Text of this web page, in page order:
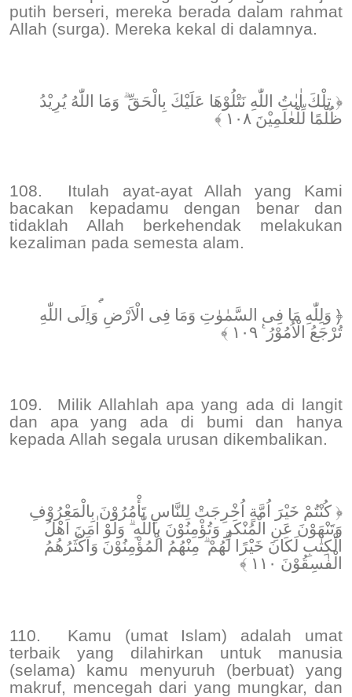
putih berseri, mereka berada dalam rahmat
Allah (surga). Mereka kekal di dalamnya.
﴿ تِلْكَ اٰيٰتُ اللّٰهِ نَتْلُوْهَا عَلَيْكَ بِالْحَقِّ ۗ وَمَا اللّٰهُ يُرِيْدُ
ظُلْمًا لِّلْعٰلَمِيْنَ ١٠٨ ﴾
108.
Itulah ayat-ayat Allah yang Kami
bacakan kepadamu dengan benar dan
tidaklah Allah berkehendak melakukan
kezaliman pada semesta alam.
﴿ وَلِلّٰهِ مَا فِى السَّمٰوٰتِ وَمَا فِى الْاَرْضِ ۗوَاِلَى اللّٰهِ
تُرْجَعُ الْاُمُوْرُ ࣖ ١٠٩ ﴾
109.
Milik Allahlah apa yang ada di langit
dan apa yang ada di bumi dan hanya
kepada Allah segala urusan dikembalikan.
﴿ كُنْتُمْ خَيْرَ اُمَّةٍ اُخْرِجَتْ لِلنَّاسِ تَأْمُرُوْنَ بِالْمَعْرُوْفِ
وَتَنْهَوْنَ عَنِ الْمُنْكَرِ وَتُؤْمِنُوْنَ بِاللّٰهِ ۗ وَلَوْ اٰمَنَ اَهْلُ
الْكِتٰبِ لَكَانَ خَيْرًا لَّهُمْ ۗ مِنْهُمُ الْمُؤْمِنُوْنَ وَاَكْثَرُهُمُ
الْفٰسِقُوْنَ ١١٠ ﴾
110.
Kamu (umat Islam) adalah umat
terbaik yang dilahirkan untuk manusia
(selama) kamu menyuruh (berbuat) yang
makruf, mencegah dari yang mungkar, dan